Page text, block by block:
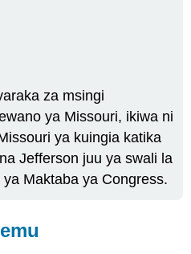
za msingi
ya Missouri, ikiwa ni
ya kuingia katika
Jefferson juu ya swali la
Maktaba ya Congress.